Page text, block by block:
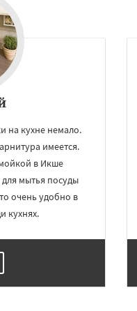
на кухне немало.
имеется.
в Икше
для мытья посуды
очень удобно в
кухнях.